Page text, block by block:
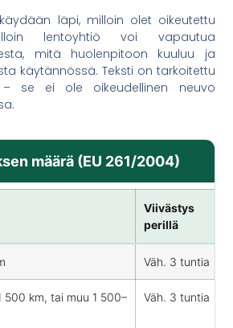
läpi, milloin olet oikeutettu
lentoyhtiö voi vapautua
mitä huolenpitoon kuuluu ja
käytännössä. Teksti on tarkoitettu
– se ei ole oikeudellinen neuvo
määrä (EU 261/2004)
Viivästys
perillä
Väh. 3 tuntia
500 km, tai muu 1 500–
Väh. 3 tuntia